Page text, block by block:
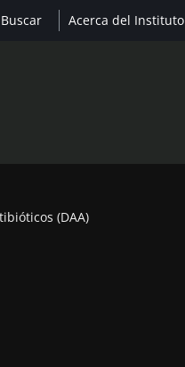
Acerca del Instituto
(DAA)